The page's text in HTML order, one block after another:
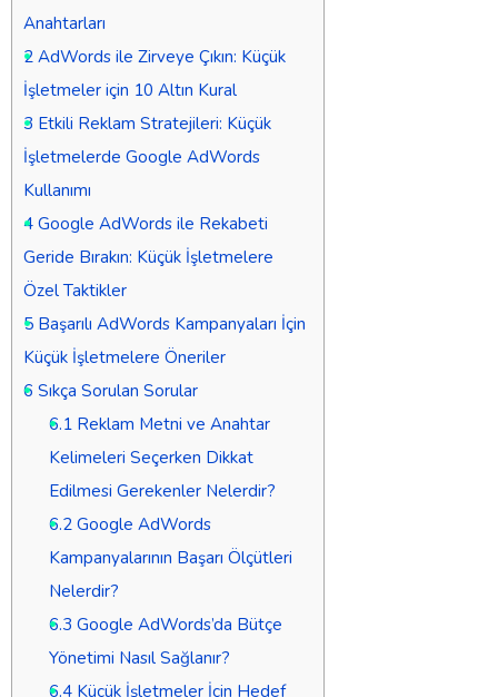
Anahtarları
2 AdWords ile Zirveye Çıkın: Küçük
İşletmeler için 10 Altın Kural
3 Etkili Reklam Stratejileri: Küçük
İşletmelerde Google AdWords
Kullanımı
4 Google AdWords ile Rekabeti
Geride Bırakın: Küçük İşletmelere
Özel Taktikler
5 Başarılı AdWords Kampanyaları İçin
Küçük İşletmelere Öneriler
6 Sıkça Sorulan Sorular
6.1Reklam Metni ve Anahtar
Kelimeleri Seçerken Dikkat
Edilmesi Gerekenler Nelerdir?
6.2Google AdWords
Kampanyalarının Başarı Ölçütleri
Nelerdir?
6.3 Google AdWords’da Bütçe
Yönetimi Nasıl Sağlanır?
6.4Küçük İşletmeler İçin Hedef